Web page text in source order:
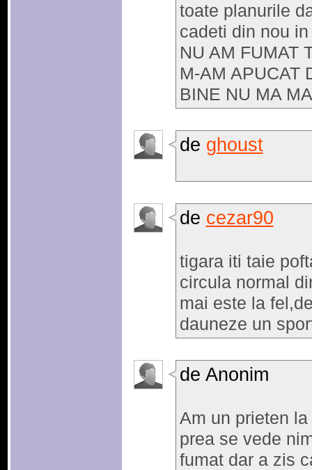
toate planurile
cadeti din nou
NU AM FUMAT
M-AM APUCAT
BINE NU MA
de ghoust
de cezar90
tigara iti taie
circula normal
mai este la
dauneze un
de Anonim
Am un prieten
prea se vede
fumat dar a zis